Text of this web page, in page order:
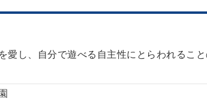
愛し、自分で遊べる自主性にとらわれるこ